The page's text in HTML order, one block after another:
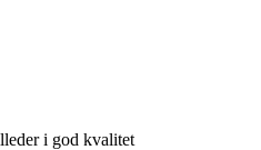
i god kvalitet